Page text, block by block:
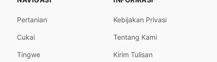
Pertanian
Cukai
Tingwe
Kebijakan Privasi
Tentang Kami
Kirim Tulisan